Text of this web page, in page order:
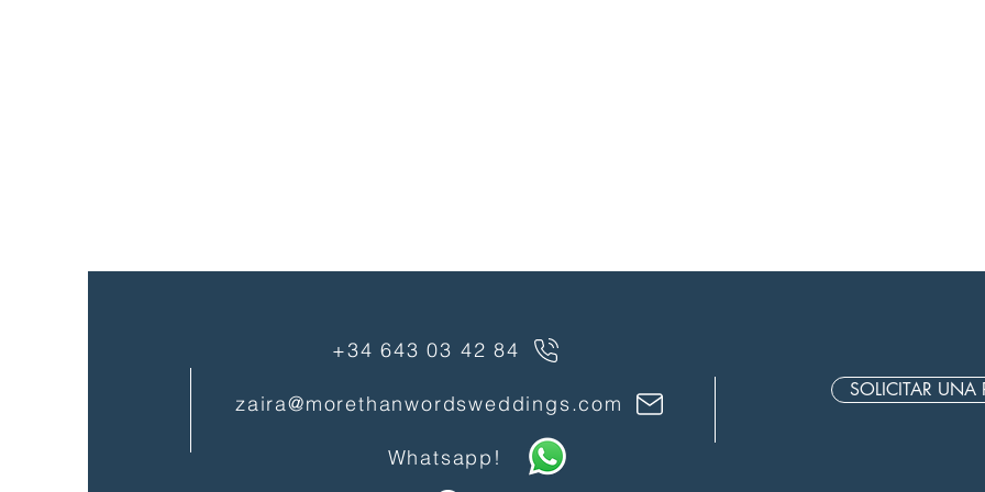
+34 643 03 42 84
zaira@morethanwordsweddings.com
Whatsapp!
SOLICITAR UNA